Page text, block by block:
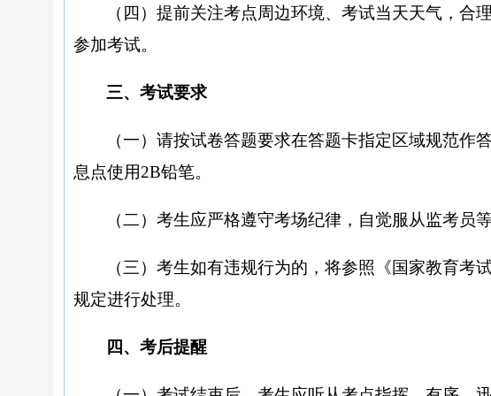
（四）提前关注考点周边环境、考试当天天气，合
参加考试。
三、考试要求
（一）请按试卷答题要求在答题卡指定区域规范
息点使用2B铅笔。
（二）考生应严格遵守考场纪律，自觉服从监考员
（三）考生如有违规行为的，将参照《国家教育考
规定进行处理。
四、考后提醒